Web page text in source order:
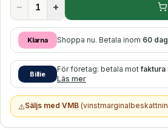
− +
Klarna Shoppa nu. Betala inom 60
Billie
För företag: betala motfaktura
Läs mer
⚠️Säljs med VMB